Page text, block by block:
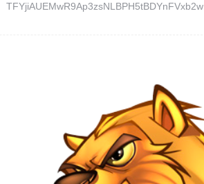
TFYjiAUEMwR9Ap3zsNLBPH5tBDYnFVxb2w